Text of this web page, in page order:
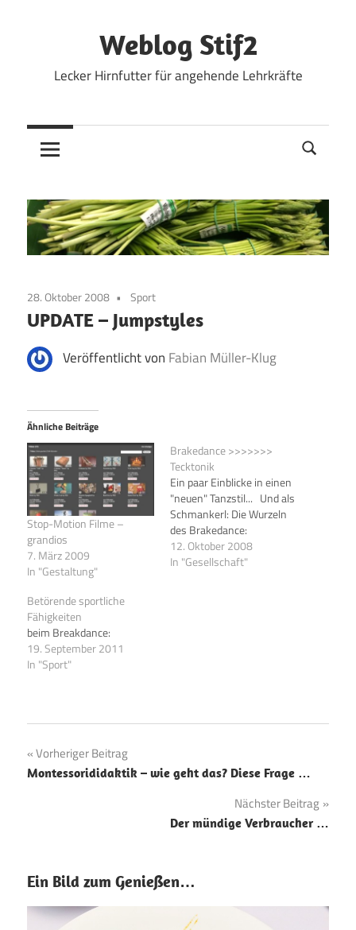
Weblog Stif2
Lecker Hirnfutter für angehende Lehrkräfte
28. Oktober 2008 Sport
UPDATE – Jumpstyles
Veröffentlicht von Fabian Müller-Klug
Ähnliche Beiträge
Stop-Motion Filme –
grandios
7. März 2009
In "Gestaltung"
Brakedance >>>>>>>
Tecktonik
Ein paar Einblicke in einen
"neuen" Tanzstil... Und als
Schmankerl: Die Wurzeln
des Brakedance:
12. Oktober 2008
In "Gesellschaft"
Betörende sportliche
Fähigkeiten
beim Breakdance:
19. September 2011
In "Sport"
Beitragsnavigation
Vorheriger Beitrag
Montessorididaktik – wie geht das? Diese Frage …
Nächster Beitrag
Der mündige Verbraucher …
Ein Bild zum Genießen…